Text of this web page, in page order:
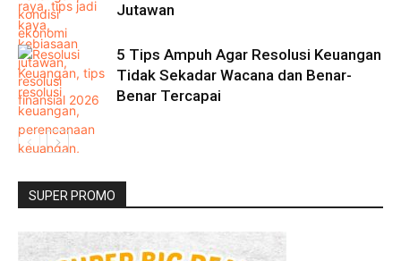
Jutawan
5 Tips Ampuh Agar Resolusi Keuangan
Tidak Sekadar Wacana dan Benar-
Benar Tercapai
SUPER PROMO